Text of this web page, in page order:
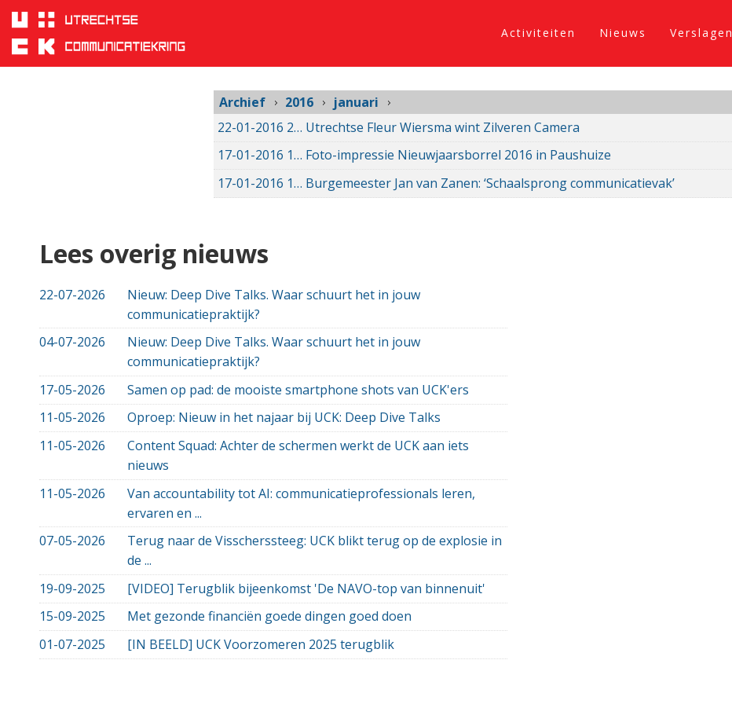
januari
2016
Sla
links
over
Spring
Activiteiten Nieuws Verslagen
Archief 2016
januari
22-01-2016 22-01-2016 00:00
Utrechtse Fleur Wiersma wint Zilveren Camera
17-01-2016 17-01-2016 00:00
Foto-impressie Nieuwjaarsborrel 2016 in Paushuize
17-01-2016 17-01-2016 00:00 Burgemeester Jan van Zanen: ‘Schaalsprong communicatievak’
Lees overig nieuws
22-07-2026
Nieuw: Deep Dive Talks. Waar schuurt het in jouw
communicatiepraktijk?
04-07-2026
Nieuw: Deep Dive Talks. Waar schuurt het in jouw
communicatiepraktijk?
17-05-2026
Samen op pad: de mooiste smartphone shots van UCK'ers
11-05-2026
Oproep: Nieuw in het najaar bij UCK: Deep Dive Talks
11-05-2026
Content Squad: Achter de schermen werkt de UCK aan iets
nieuws
11-05-2026
Van accountability tot AI: communicatieprofessionals leren,
ervaren en ...
07-05-2026
Terug naar de Visscherssteeg: UCK blikt terug op de explosie in
de ...
19-09-2025
[VIDEO] Terugblik bijeenkomst 'De NAVO-top van binnenuit'
15-09-2025
Met gezonde financiën goede dingen goed doen
01-07-2025
[IN BEELD] UCK Voorzomeren 2025 terugblik